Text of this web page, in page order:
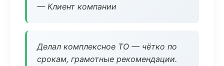
— Клиент компании
Делал комплексное ТО — чётко по
срокам, грамотные рекомендации.